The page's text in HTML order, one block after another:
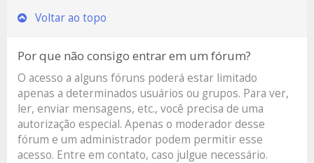
Voltar ao topo
Por que não consigo entrar em um fórum?
O acesso a alguns fóruns poderá estar limitado
apenas a determinados usuários ou grupos. Para ver,
ler, enviar mensagens, etc., você precisa de uma
autorização especial. Apenas o moderador desse
fórum e um administrador podem permitir esse
acesso. Entre em contato, caso julgue necessário.